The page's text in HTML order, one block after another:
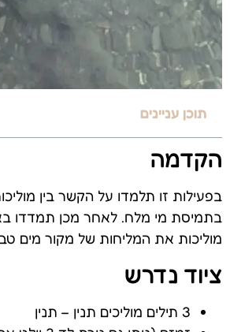
תוכן עניינים
הקדמה
בפעילות זו תלמדו על הקשר בין
בתמיסת מי מלח. לאחר מכן תמדדו
מוליכות את המליחות של מקור מים
ציוד נדרש
3 תילים מוליכים תנין – תנין